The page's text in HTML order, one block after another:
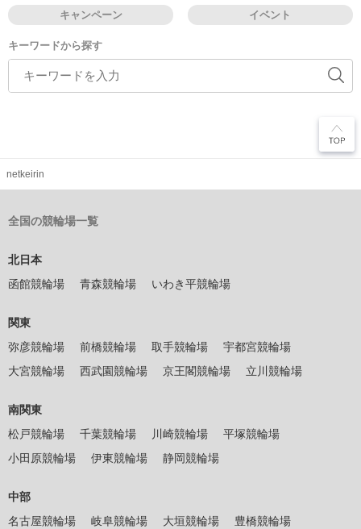
キャンペーン イベント
キーワードから探す
netkeirin
全国の競輪場一覧
北日本
函館競輪場
青森競輪場 いわき平競輪場
関東
弥彦競輪場
前橋競輪場 取手競輪場
宇都宮競輪場
大宮競輪場
西武園競輪場 京王閣競輪場 立川競輪場
南関東
松戸競輪場
千葉競輪場 川崎競輪場
平塚競輪場
小田原競輪場
伊東競輪場 静岡競輪場
中部
名古屋競輪場
岐阜競輪場 大垣競輪場
豊橋競輪場